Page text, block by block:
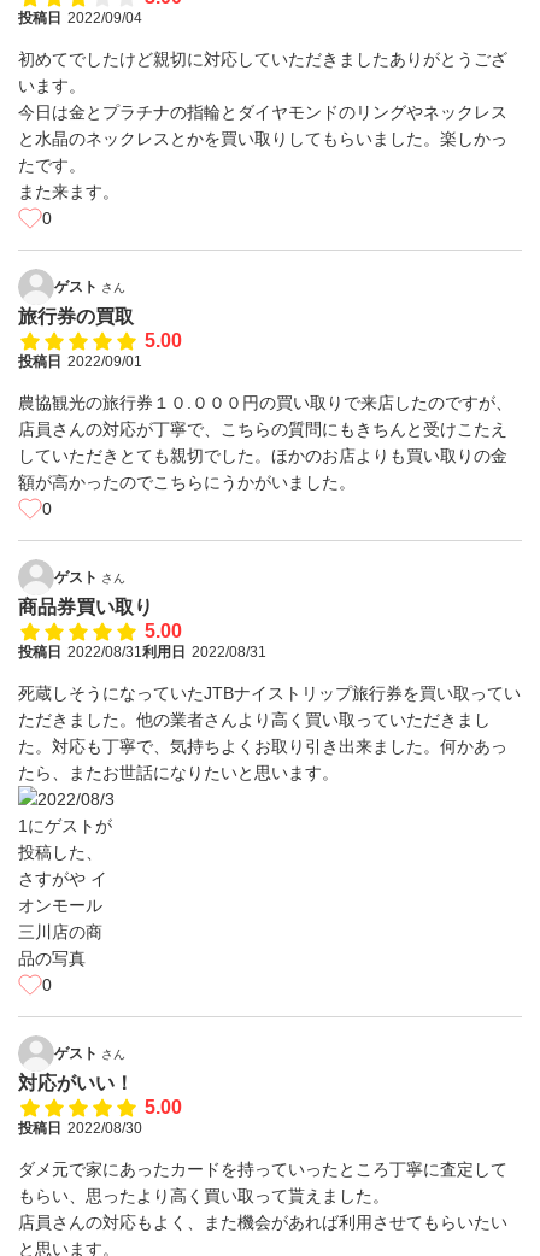
投稿日 2022/09/04
初めてでしたけど親切に対応していただきましたありがとうござ
います。
今日は金とプラチナの指輪とダイヤモンドのリングやネックレス
と水晶のネックレスとかを買い取りしてもらいました。楽しかっ
たです。
また来ます。
0
ゲスト さん
旅行券の買取
5.00
投稿日 2022/09/01
農協観光の旅行券１０.０００円の買い取りで来店したのですが、
店員さんの対応が丁寧で、こちらの質問にもきちんと受けこたえ
していただきとても親切でした。ほかのお店よりも買い取りの金
額が高かったのでこちらにうかがいました。
0
ゲスト さん
商品券買い取り
5.00
投稿日 2022/08/31利用日 2022/08/31
死蔵しそうになっていたJTBナイストリップ旅行券を買い取ってい
ただきました。他の業者さんより高く買い取っていただきまし
た。対応も丁寧で、気持ちよくお取り引き出来ました。何かあっ
たら、またお世話になりたいと思います。
0
ゲスト さん
対応がいい！
5.00
投稿日 2022/08/30
ダメ元で家にあったカードを持っていったところ丁寧に査定して
もらい、思ったより高く買い取って貰えました。
店員さんの対応もよく、また機会があれば利用させてもらいたい
と思います。